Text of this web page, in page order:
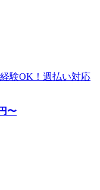
験OK！週払い対応
円〜